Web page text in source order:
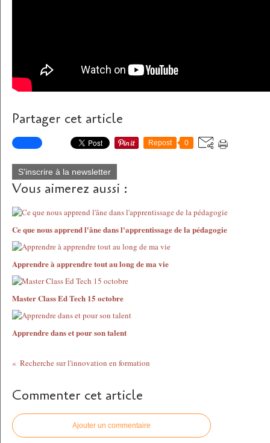
Partager cet article
Repost 0
S'inscrire à la newsletter
Vous aimerez aussi :
Ce que nous apprend l'âne dans l'apprentissage de la pédagogie
Apprendre à apprendre tout au long de ma vie
Master Class Ed Tech 15 octobre
Apprendre dans et pour son talent
Recherche sur l'innovation en formation
Commenter cet article
Ajouter un commentaire